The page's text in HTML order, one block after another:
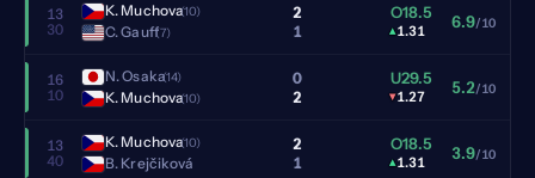
13
30
K. Muchova(10)
C. Gauff(7)
2
1
O18.5
▴1.31 6.9/10
16
10
N. Osaka(14)
K. Muchova(10)
0
2
U29.5
▾1.27 5.2/10
13
40
K. Muchova(10)
B. Krejčiková
2
1
O18.5
▴1.31 3.9/10